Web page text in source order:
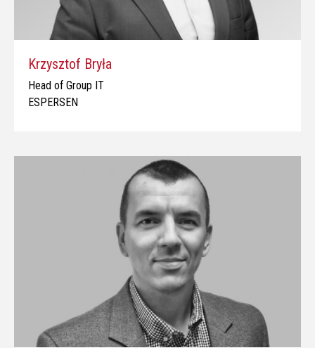
Krzysztof Bryła
Head of Group IT
ESPERSEN